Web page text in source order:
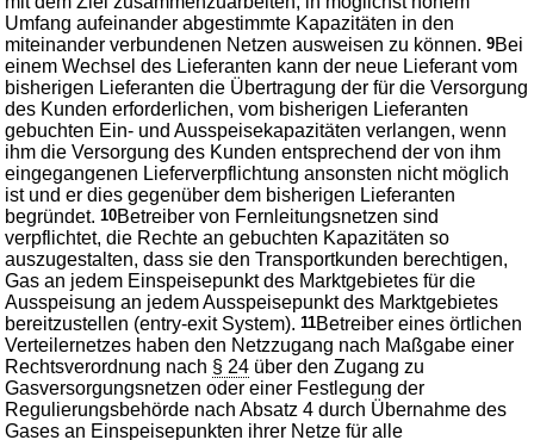
Umfang aufeinander abgestimmte Kapazitäten in den
miteinander verbundenen Netzen ausweisen zu können.9Bei
einem Wechsel des Lieferanten kann der neue Lieferant vom
bisherigen Lieferanten die Übertragung der für die Versorgung
des Kunden erforderlichen, vom bisherigen Lieferanten
gebuchten Ein- und Ausspeisekapazitäten verlangen, wenn
ihm die Versorgung des Kunden entsprechend der von ihm
eingegangenen Lieferverpflichtung ansonsten nicht möglich
ist und er dies gegenüber dem bisherigen Lieferanten
begründet.10Betreiber von Fernleitungsnetzen sind
verpflichtet, die Rechte an gebuchten Kapazitäten so
auszugestalten, dass sie den Transportkunden berechtigen,
Gas an jedem Einspeisepunkt des Marktgebietes für die
Ausspeisung an jedem Ausspeisepunkt des Marktgebietes
bereitzustellen (entry-exit System).11Betreiber eines örtlichen
Verteilernetzes haben den Netzzugang nach Maßgabe einer
Rechtsverordnung nach § 24 über den Zugang zu
Gasversorgungsnetzen oder einer Festlegung der
Regulierungsbehörde nach Absatz 4 durch Übernahme des
Gases an Einspeisepunkten ihrer Netze für alle